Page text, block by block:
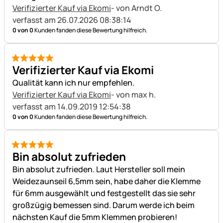
Verifizierter Kauf via Ekomi- von Arndt O.
verfasst am 26.07.2026 08:38:14
0 von 0Kunden fanden diese Bewertung hilfreich.
5 von 5
Verifizierter Kauf via Ekomi
Qualität kann ich nur empfehlen.
Verifizierter Kauf via Ekomi- von max h.
verfasst am 14.09.2019 12:54:38
0 von 0Kunden fanden diese Bewertung hilfreich.
5 von 5
Bin absolut zufrieden
Bin absolut zufrieden. Laut Hersteller soll mein
Weidezaunseil 6,5mm sein, habe daher die Klemme
für 6mm ausgewählt und festgestellt das sie sehr
großzügig bemessen sind. Darum werde ich beim
nächsten Kauf die 5mm Klemmen probieren!